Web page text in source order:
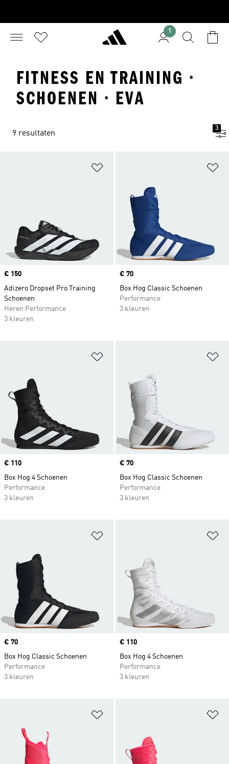
1
FITNESS EN TRAINING ·
SCHOENEN · EVA
9 resultaten
3
Price
€ 150
Adizero Dropset Pro Training
Schoenen
Heren Performance
3 kleuren
Price
€ 70
Box Hog Classic Schoenen
Performance
3 kleuren
Price
€ 110
Box Hog 4 Schoenen
Performance
3 kleuren
Price
€ 70
Box Hog Classic Schoenen
Performance
3 kleuren
Price
€ 70
Box Hog Classic Schoenen
Performance
3 kleuren
Price
€ 110
Box Hog 4 Schoenen
Performance
3 kleuren